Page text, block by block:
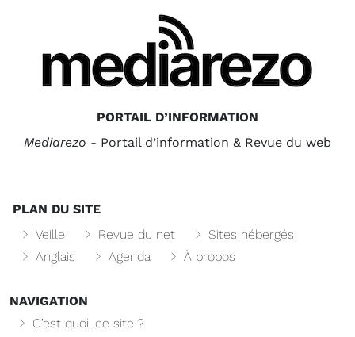
PORTAIL D’INFORMATION
Mediarezo - Portail d’information & Revue du web
PLAN DU SITE
Veille
Revue du net
Sites hébergés
Anglais
Agenda À propos
NAVIGATION
C’est quoi, ce site ?